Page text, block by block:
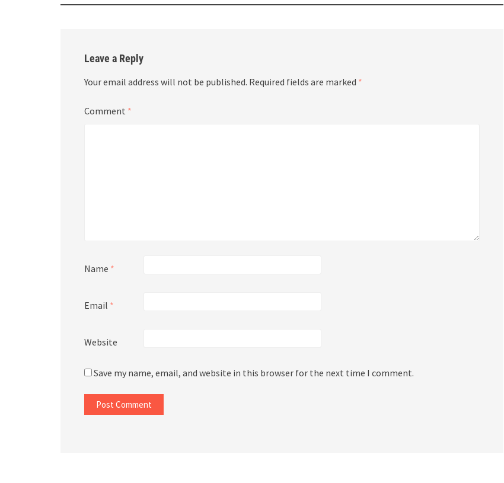
Leave a Reply
Your email address will not be published. Required fields are marked *
Comment *
Name *
Email *
Website
Save my name, email, and website in this browser for the next time I comment.